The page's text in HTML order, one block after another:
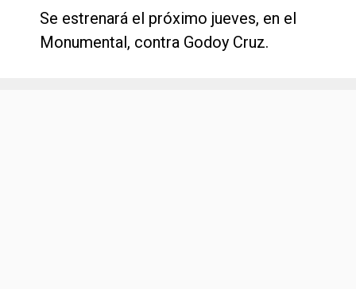
Se estrenará el próximo jueves, en el
Monumental, contra Godoy Cruz.